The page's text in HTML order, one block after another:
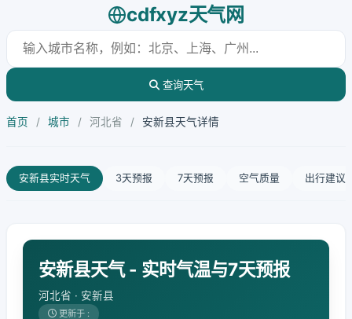
cdfxyz天气网
查询天气
首页 / 城市 / 河北省 / 安新县天气详情
安新县实时天气 3天预报 7天预报 空气质量 出行建议
安新县天气 - 实时气温与7天预报
河北省 · 安新县
更新于 :